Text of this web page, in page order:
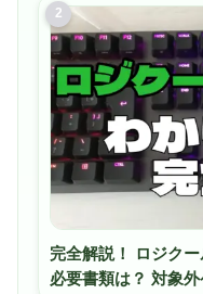
2
完全解説！ ロジク
必要書類は？ 対象外